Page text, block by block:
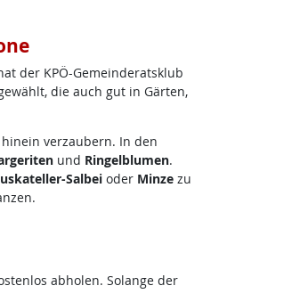
der KPÖ-Gemeinderatsklub
die auch gut in Gärten,
verzaubern. In den
und Ringelblumen.
Salbeioder Minzezu
abholen. Solange der